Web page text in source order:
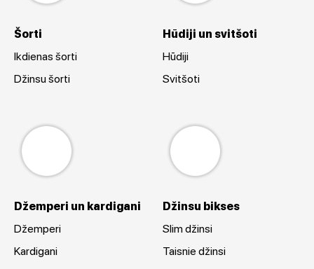
Šorti
Ikdienas šorti
Džinsu šorti
Hūdiji un svitšoti
Hūdiji
Svitšoti
Džemperi un kardigani
Džemperi
Kardigani
Džinsu bikses
Slim džinsi
Taisnie džinsi